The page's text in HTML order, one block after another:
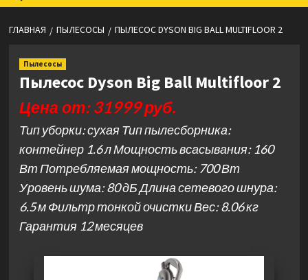
ГЛАВНАЯ ПЫЛЕСОСЫ ПЫЛЕСОС DYSON BIG BALL MULTIFLOOR 2
Пылесосы
Пылесос Dyson Big Ball Multifloor 2
Цена от: 31999 руб.
Тип уборки: сухая Тип пылесборника:
контейнер 1.6 л Мощность всасывания: 160
Вт Потребляемая мощность: 700 Вт
Уровень шума: 80 дБ Длина сетевого шнура:
6.5 м Фильтр тонкой очистки Вес: 8.06 кг
Гарантия 12 месяцев